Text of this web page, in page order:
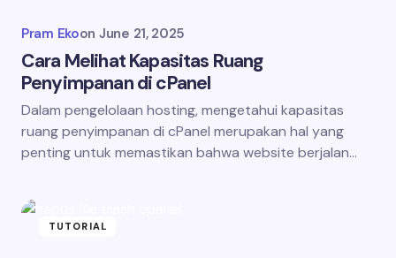
Pram Ekoon June 21, 2025
Cara Melihat Kapasitas Ruang
Penyimpanan di cPanel
Dalam pengelolaan hosting, mengetahui kapasitas
ruang penyimpanan di cPanel merupakan hal yang
penting untuk memastikan bahwa website berjalan…
TUTORIAL